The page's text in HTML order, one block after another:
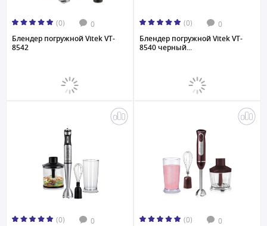
(0) 0
Блендер погружной Vitek VT-
8542
(0) 0
Блендер погружной Vitek VT-
8540 черный...
(0) 0 (0) 0